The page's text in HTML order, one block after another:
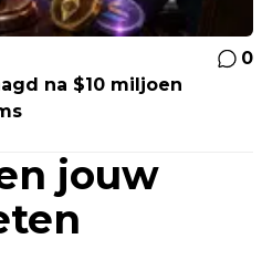
0
na $10 miljoen
jouw